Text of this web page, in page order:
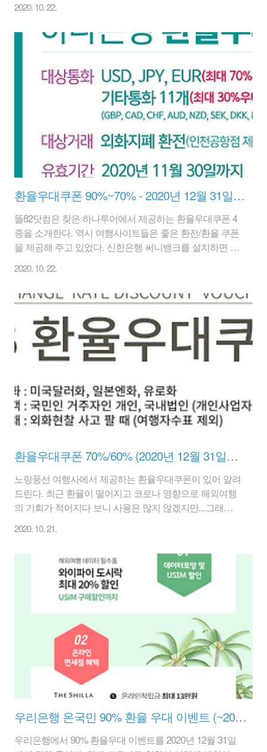
니 참고하세요. 미국은 11/2일(월)부터이며 유럽은 10/26
일(월)부터이다. 현재 기존보다 썸머타임 적용으로 현재는
22시30분에, 1시간 일찍 거래를 시작하고 있는데, 다시 원
래시간대로 복귀를 한다. 간단히 보면 미국주식 시장은
11/2일부터 23:30부터 정규장 시작해서 06:00 마감이 된다
고 보면 된다. 다른 상세한 사항은 아래를 참고 하자.
www.kiwoom.com/nkw.templateFrameSet.do?
m=m0207020101&s_bbsgb=3&s_seqno=341..
2020. 10. 22.
환율우대쿠폰 90%~70% - 2020년 12월 31일까지(하나투어 제공)
똘82닷컴은 찾은 하나투어에서 제공하는 환율우대쿠폰 4
종을 소개한다. 역시 여행사이트들은 좋은 환전/환율 쿠폰
을 제공해 주고 있었다. 신한은행 써니뱅크를 설치하면 가
로 바꿀 경우만 해당이 되는 듯 하다. 나머지는 DGB대구
율우대를 해 주고 있으니 참고하자. 1. KEB하나은행 환율
우대쿠폰 70% 1) 대상통화 : USD, JPY, EUR (최대 70% 우
대) 기타통화 11개 최대 30% 우대 2) 대상거래 : 외화지폐
환전 (인천공항점 제외) 3) 유효기간 : 2020년 11월 30일까
지 www.hanatour.com/mkt/cop/CHPC0COP0004M200?
2020. 10. 22.
환율우대쿠폰 70%/60% (2020년 12월 31일까지)
노랑풍선 여행사에서 제공하는 환율우대쿠폰이 있어 알려
드린다. 최근 환율이 떨어지고 코로나 영향으로 해외여행
의 기회가 적어지다 보니 사용은 많지 않겠지만...그래도
자가 있으면 활용을 하면 좋을 것이다. 저번에 알려드린
것은 우리은행은 환율우대 90%이나 KB국민은행 70% 우
대, 우리은행 60% 환율우대 쿠폰이다. 출력을 하거나 휴대
폰에 이미지를 다운로드/저장해서 가지고 가면 된다. 1.
KB환율우대쿠폰 70% : 2020년 12월 31일까지 - 대상통화
자 개인, 국내법인(개인사업자 포함) - 대상거래 : 외화현찰
사고 팔 때 (여행자수표 제외) www.ybtour.co.kr/prom..
2020. 10. 21.
우리은행 온국민 90% 환율 우대 이벤트 (~2020.12.31)
우리은행에서 90% 환율우대 이벤트를 2020년 12월 31일